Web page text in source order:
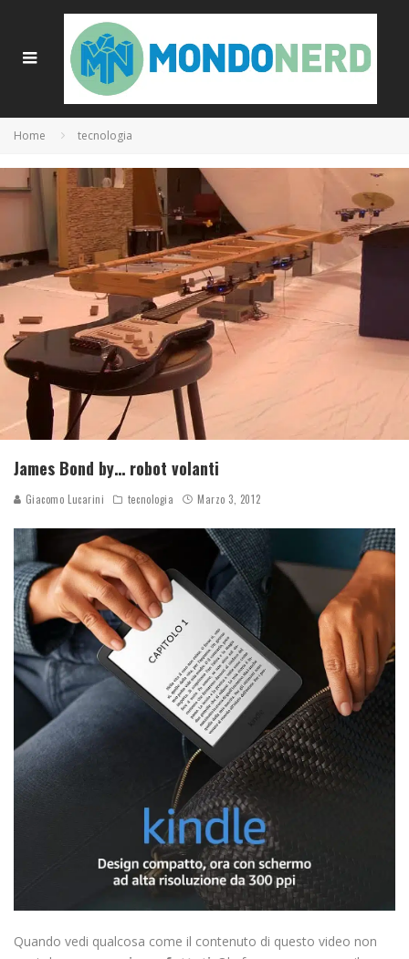
Home tecnologia
James Bond by… robot volanti
Giacomo Lucarini tecnologia Marzo 3, 2012
Quando vedi qualcosa come il contenuto di questo video non